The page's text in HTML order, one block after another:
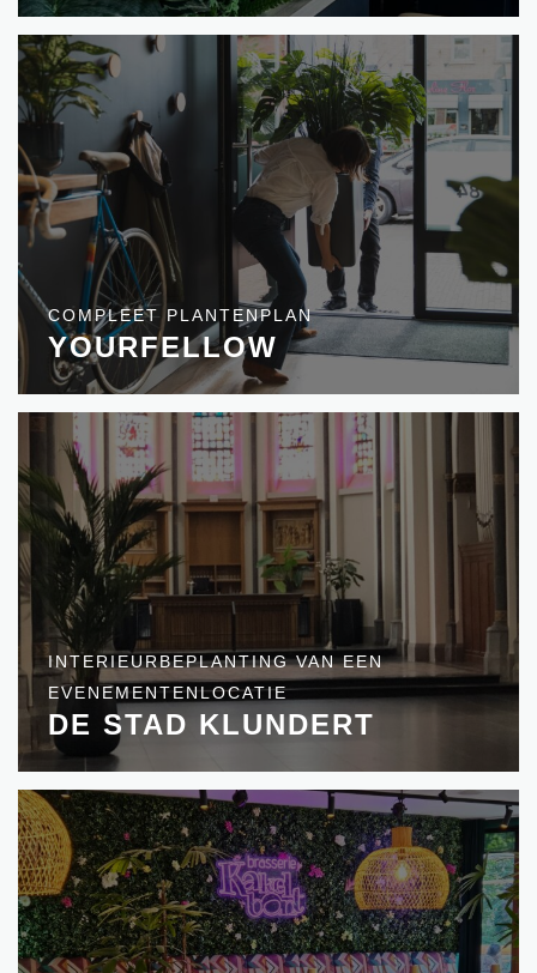
COMPLEET PLANTENPLAN
YOURFELLOW
INTERIEURBEPLANTING VAN EEN
EVENEMENTENLOCATIE
DE STAD KLUNDERT